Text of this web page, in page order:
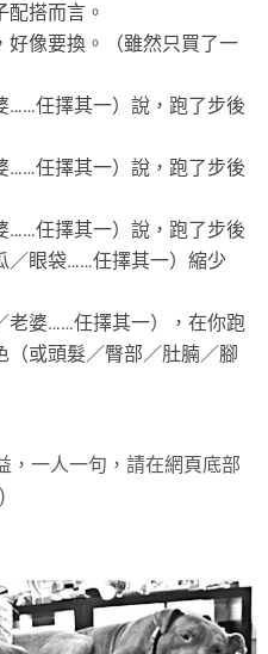
配搭而言。
好像要換。（雖然只買了一
……任擇其一）說，跑了步後
……任擇其一）說，跑了步後
……任擇其一）說，跑了步後
／眼袋……任擇其一）縮少
老婆……任擇其一），在你跑
（或頭髮／臀部／肚腩／腳
，一人一句，請在網頁底部